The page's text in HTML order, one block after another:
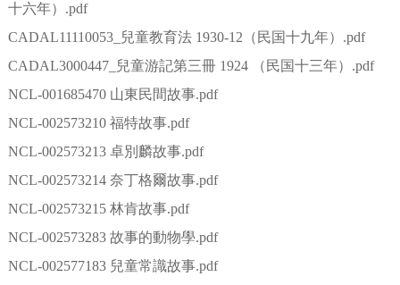
十六年）.pdf
CADAL11110053_兒童教育法 1930-12（民国十九年）.pdf
CADAL3000447_兒童游記第三冊 1924 （民国十三年）.pdf
NCL-001685470 山東民間故事.pdf
NCL-002573210 福特故事.pdf
NCL-002573213 卓別麟故事.pdf
NCL-002573214 奈丁格爾故事.pdf
NCL-002573215 林肯故事.pdf
NCL-002573283 故事的動物學.pdf
NCL-002577183 兒童常識故事.pdf